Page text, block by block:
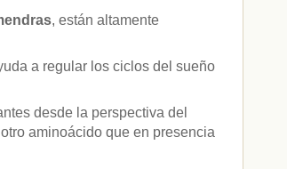
, están altamente
a regular los ciclos del sueño
desde la perspectiva del
aminoácido que en presencia